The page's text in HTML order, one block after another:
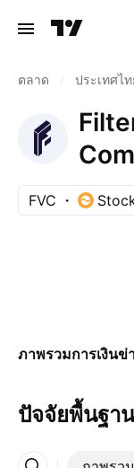
ตลาด ประเทศไท
FVC
ภาพรวมการเงินข่
ปัจจัยพื้นฐา